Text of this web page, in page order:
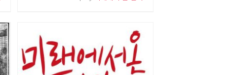
전진은 속속 결집하는 새로운 얼굴들과 함께
계속 이어지고 있습니다. 6월 12일 열린 7기
3차 전국위원회는, 최근에 입당 또는 복당한
두 당원이 [평등한 공동체를 위한 우리의 약
속]과 [지구 살리기 생활 수칙]을 낭독하면서